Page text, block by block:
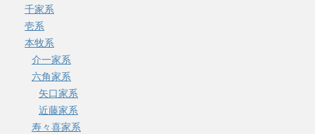
千家系
壱系
本牧系
介一家系
六角家系
矢口家系
近藤家系
寿々喜家系